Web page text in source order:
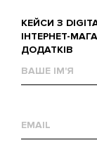
КЕЙСИ З
ІНТЕРНЕТ-
ДОДАТКІВ
им'я
mail